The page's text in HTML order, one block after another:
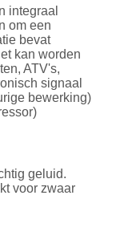
integraal
om een
bevat
kan worden
ATV's,
signaal
bewerking)
geluid.
voor zwaar